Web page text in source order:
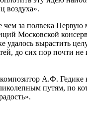
воздуха».
чем за полвека
Московской
удалось вырастить
до сих пор почти
А.Ф.
путям, по